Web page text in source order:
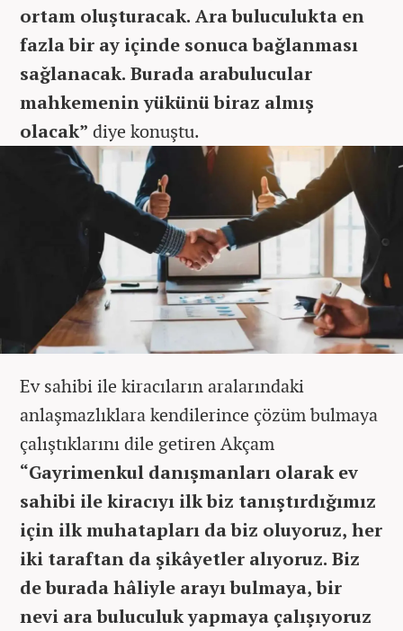
ortam oluşturacak. Ara buluculukta en
fazla bir ay içinde sonuca bağlanması
sağlanacak. Burada arabulucular
mahkemenin yükünü biraz almış
olacak” diye konuştu.
Ev sahibi ile kiracıların aralarındaki
anlaşmazlıklara kendilerince çözüm bulmaya
çalıştıklarını dile getiren Akçam
“Gayrimenkul danışmanları olarak ev
sahibi ile kiracıyı ilk biz tanıştırdığımız
için ilk muhatapları da biz oluyoruz, her
iki taraftan da şikâyetler alıyoruz. Biz
de burada hâliyle arayı bulmaya, bir
nevi ara buluculuk yapmaya çalışıyoruz